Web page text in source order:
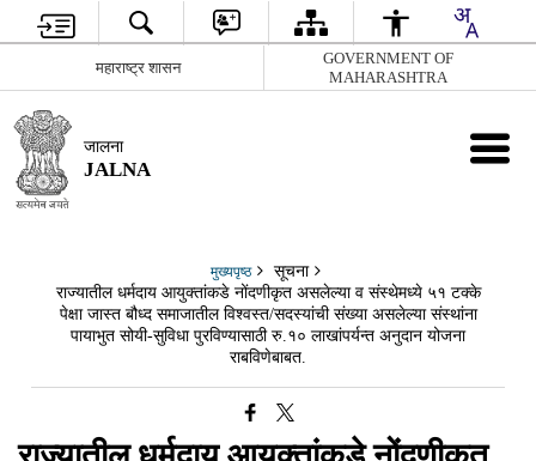
महाराष्ट्र शासन
GOVERNMENT OF
MAHARASHTRA
जालना
JALNA
मुख्यपृष्ठ
सूचना
राज्यातील धर्मदाय आयुक्तांकडे नोंदणीकृत असलेल्या व संस्थेमध्ये ५१ टक्के
पेक्षा जास्त बौध्द समाजातील विश्वस्त/सदस्यांची संख्या असलेल्या संस्थांना
पायाभुत सोयी-सुविधा पुरविण्यासाठी रु.१० लाखांपर्यन्त अनुदान योजना
राबविणेबाबत.